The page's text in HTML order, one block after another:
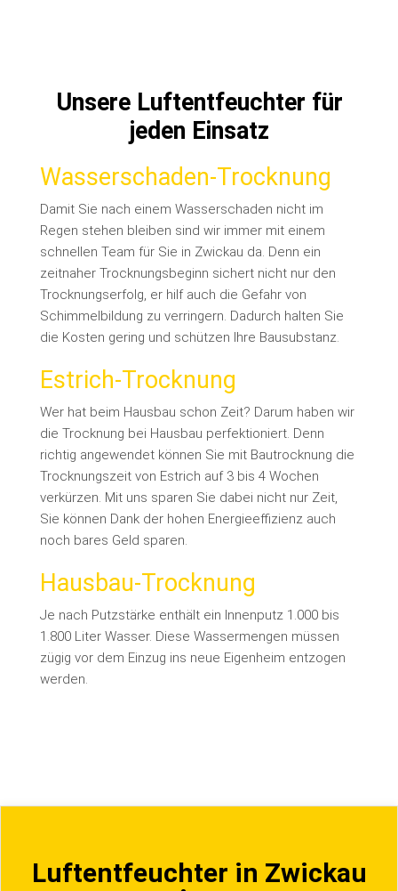
Unsere Luftentfeuchter für
jeden Einsatz
Wasserschaden-Trocknung
Damit Sie nach einem Wasserschaden nicht im
Regen stehen bleiben sind wir immer mit einem
schnellen Team für Sie in Zwickau da. Denn ein
zeitnaher Trocknungsbeginn sichert nicht nur den
Trocknungserfolg, er hilf auch die Gefahr von
Schimmelbildung zu verringern. Dadurch halten Sie
die Kosten gering und schützen Ihre Bausubstanz.
Estrich-Trocknung
Wer hat beim Hausbau schon Zeit? Darum haben wir
die Trocknung bei Hausbau perfektioniert. Denn
richtig angewendet können Sie mit Bautrocknung die
Trocknungszeit von Estrich auf 3 bis 4 Wochen
verkürzen. Mit uns sparen Sie dabei nicht nur Zeit,
Sie können Dank der hohen Energieeffizienz auch
noch bares Geld sparen.
Hausbau-Trocknung
Je nach Putzstärke enthält ein Innenputz 1.000 bis
1.800 Liter Wasser. Diese Wassermengen müssen
zügig vor dem Einzug ins neue Eigenheim entzogen
werden.
Luftentfeuchter in Zwickau